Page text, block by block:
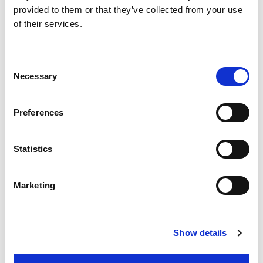
provided to them or that they’ve collected from your use
of their services.
Selection
Necessary
Preferences
Statistics
Marketing
Show details
Externe Achsen